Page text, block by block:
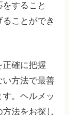
すること
ことができ
正確に把握
い方法で最善
。ヘルメッ
方法をお探し